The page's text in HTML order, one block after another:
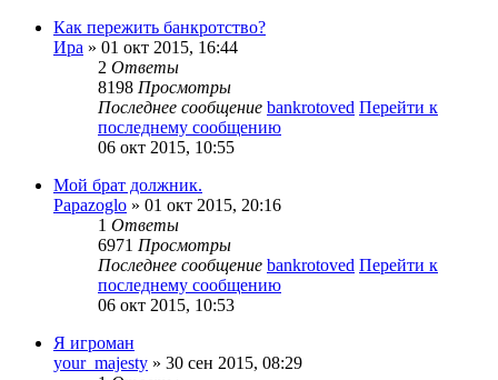
Как пережить банкротство?
Ира » 01 окт 2015, 16:44
2 Ответы
8198 Просмотры
Последнее сообщение bankrotoved Перейти к
последнему сообщению
06 окт 2015, 10:55
Мой брат должник.
Papazoglo » 01 окт 2015, 20:16
1 Ответы
6971 Просмотры
Последнее сообщение bankrotoved Перейти к
последнему сообщению
06 окт 2015, 10:53
Я игроман
your_majesty » 30 сен 2015, 08:29